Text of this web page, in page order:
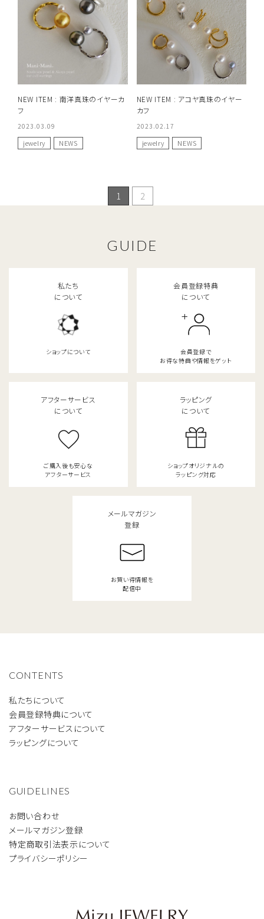
NEW ITEM : 南洋真珠のイヤーカ
フ
2023.03.09
jewelry NEWS
NEW ITEM : アコヤ真珠のイヤー
カフ
2023.02.17
jewelry NEWS
1 2
GUIDE
私たち
について
ショップについて
会員登録特典
について
会員登録で
お得な特典や情報をゲット
アフターサービス
について
ご購入後も安心な
アフターサービス
ラッピング
について
ショップオリジナルの
ラッピング対応
メールマガジン
登録
お買い得情報を
配信中
CONTENTS
私たちについて
会員登録特典について
アフターサービスについて
ラッピングについて
GUIDELINES
お問い合わせ
メールマガジン登録
特定商取引法表示について
プライバシーポリシー